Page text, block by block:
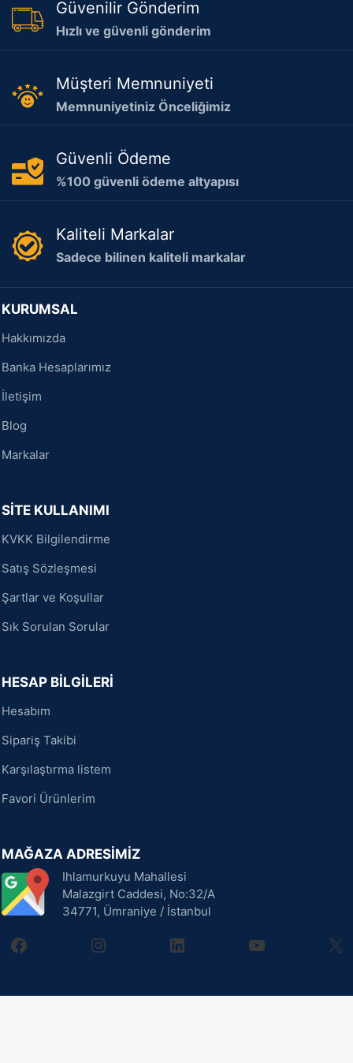
Güvenilir Gönderim
Hızlı ve güvenli gönderim
Müşteri Memnuniyeti
Memnuniyetiniz Önceliğimiz
Güvenli Ödeme
%100 güvenli ödeme altyapısı
Kaliteli Markalar
Sadece bilinen kaliteli markalar
KURUMSAL
Hakkımızda
Banka Hesaplarımız
İletişim
Blog
Markalar
SİTE KULLANIMI
KVKK Bilgilendirme
Satış Sözleşmesi
Şartlar ve Koşullar
Sık Sorulan Sorular
HESAP BİLGİLERİ
Hesabım
Sipariş Takibi
Karşılaştırma listem
Favori Ürünlerim
MAĞAZA ADRESİMİZ
Ihlamurkuyu Mahallesi
Malazgirt Caddesi, No:32/A
34771, Ümraniye / İstanbul
facebookinstagramlinkedin youtube X